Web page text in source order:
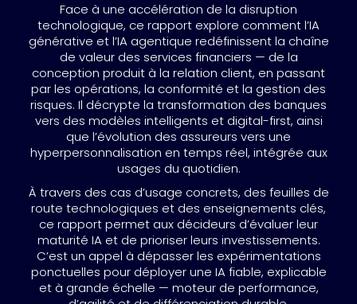
Face à une accélération de la disruption
technologique, ce rapport explore comment l’IA
générative et l’IA agentique redéfinissent la chaîne
de valeur des services financiers — de la
conception produit à la relation client, en passant
par les opérations, la conformité et la gestion des
risques. Il décrypte la transformation des banques
vers des modèles intelligents et digital-first, ainsi
que l’évolution des assureurs vers une
hyperpersonnalisation en temps réel, intégrée aux
usages du quotidien.
À travers des cas d’usage concrets, des feuilles de
route technologiques et des enseignements clés,
ce rapport permet aux décideurs d’évaluer leur
maturité IA et de prioriser leurs investissements.
C’est un appel à dépasser les expérimentations
ponctuelles pour déployer une IA fiable, explicable
et à grande échelle — moteur de performance,